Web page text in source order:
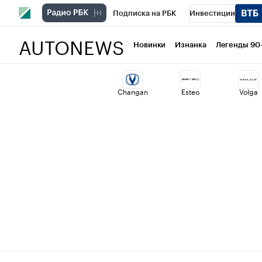
Подписка на РБК Инвестиции
Национальные проекты Город
Кредитные рейтинги Франшизы
AUTONEWS Новинки Изнанка Легенды
Changan Esteo Volga